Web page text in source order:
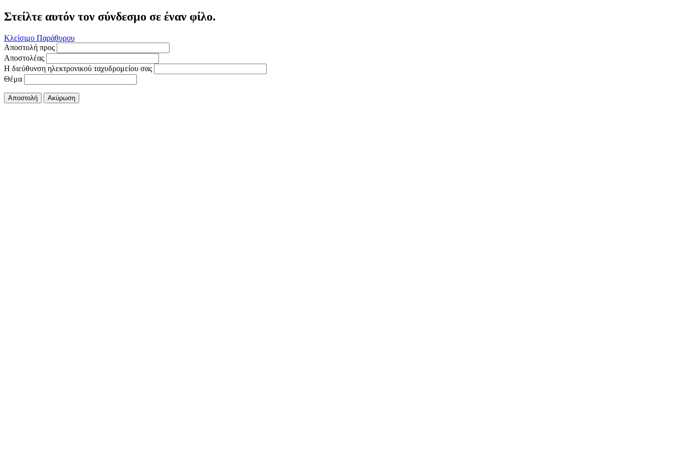
Στείλτε αυτόν τον σύνδεσμο σε έναν φίλο.
Κλείσιμο Παράθυρου
Αποστολή προς
Αποστολέας
Η διεύθυνση ηλεκτρονικού ταχυδρομείου σας
Θέμα
Αποστολή Ακύρωση